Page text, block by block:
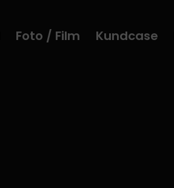
Foto / Film Kundcase